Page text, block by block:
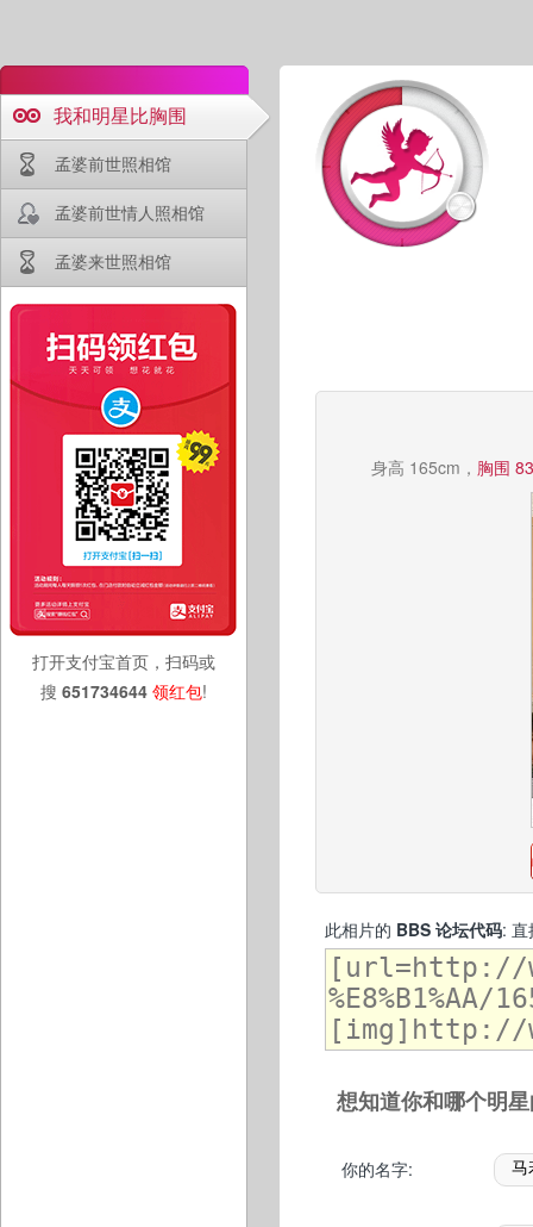
我和明星比胸围
孟婆前世照相馆
孟婆前世情人照相馆
孟婆来世照相馆
打开支付宝首页，扫码或
搜 651734644 领红包!
身高 165cm， 胸围
此相片的 BBS 论坛代码: 直
想知道你和哪个明
你的名字: